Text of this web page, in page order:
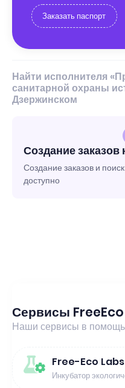
Заказать паспорт
Найти исполнителя
санитарной охраны
Дзержинском
Создание заказов
Создание заказов и
доступно
Сервисы FreeEco
Наши сервисы в помощь
Free-Eco Labs
Инкубатор